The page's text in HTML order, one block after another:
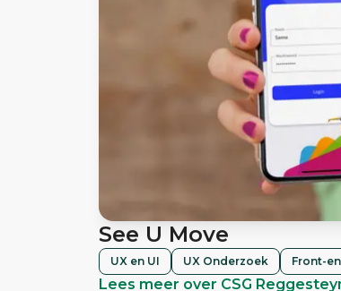
See U Move
UX en UI UX Onderzoek Front-
Lees meer over CSG